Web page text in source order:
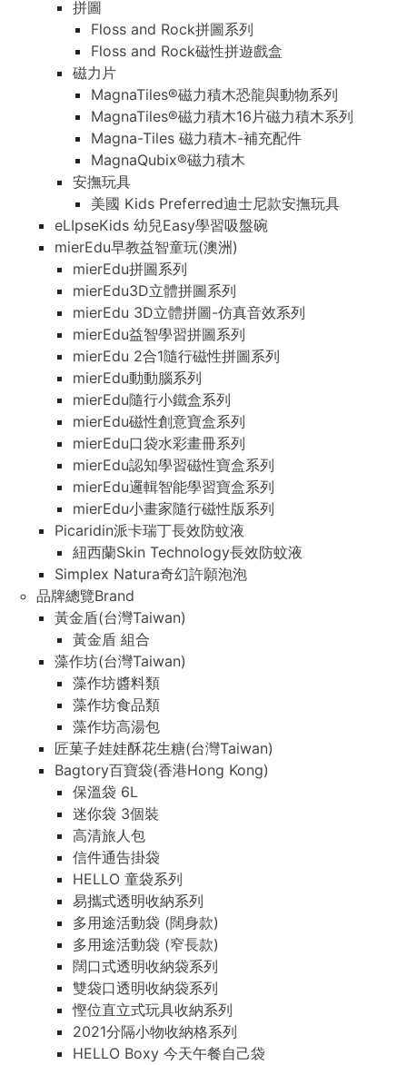
拼圖
Floss and Rock拼圖系列
Floss and Rock磁性拼遊戲盒
磁力片
MagnaTiles®磁力積木恐龍與動物系列
MagnaTiles®磁力積木16片磁力積木系列
Magna-Tiles 磁力積木-補充配件
MagnaQubix®磁力積木
安撫玩具
美國 Kids Preferred迪士尼款安撫玩具
eLIpseKids 幼兒Easy學習吸盤碗
mierEdu早教益智童玩(澳洲)
mierEdu拼圖系列
mierEdu3D立體拼圖系列
mierEdu 3D立體拼圖-仿真音效系列
mierEdu益智學習拼圖系列
mierEdu 2合1隨行磁性拼圖系列
mierEdu動動腦系列
mierEdu隨行小鐵盒系列
mierEdu磁性創意寶盒系列
mierEdu口袋水彩畫冊系列
mierEdu認知學習磁性寶盒系列
mierEdu邏輯智能學習寶盒系列
mierEdu小畫家隨行磁性版系列
Picaridin派卡瑞丁長效防蚊液
紐西蘭Skin Technology長效防蚊液
Simplex Natura奇幻許願泡泡
品牌總覽Brand
黃金盾(台灣Taiwan)
黃金盾 組合
藻作坊(台灣Taiwan)
藻作坊醬料類
藻作坊食品類
藻作坊高湯包
匠菓子娃娃酥花生糖(台灣Taiwan)
Bagtory百寶袋(香港Hong Kong)
保溫袋 6L
迷你袋 3個裝
高清旅人包
信件通告掛袋
HELLO 童袋系列
易攜式透明收納系列
多用途活動袋 (闊身款)
多用途活動袋 (窄長款)
闊口式透明收納袋系列
雙袋口透明收納袋系列
慳位直立式玩具收納系列
2021分隔小物收納格系列
HELLO Boxy 今天午餐自己袋